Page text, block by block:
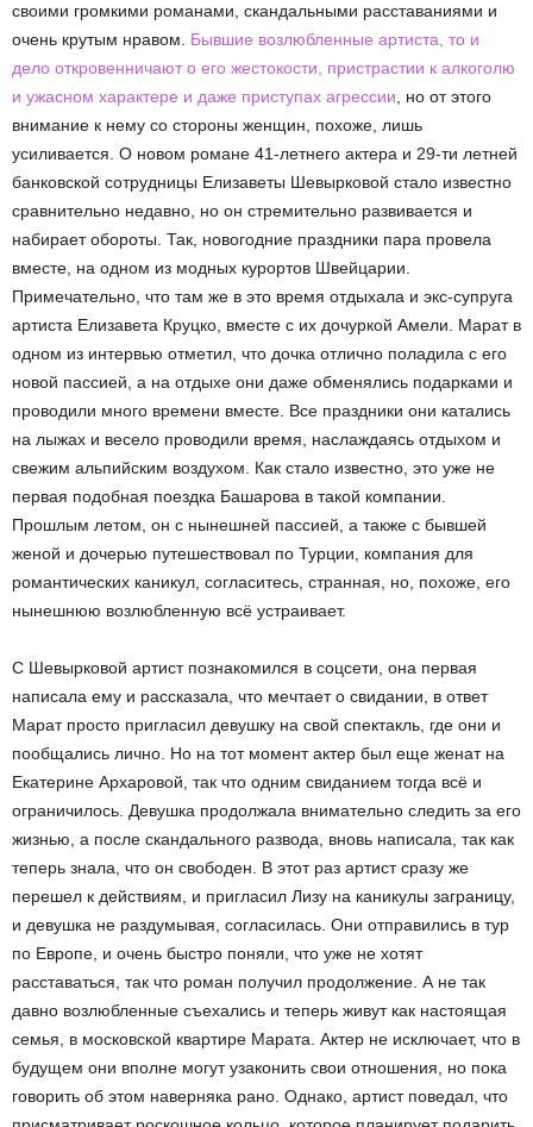
своими громкими романами, скандальными расставаниями и
очень крутым нравом. Бывшие возлюбленные артиста, то и
дело откровенничают о его жестокости, пристрастии к алкоголю
и ужасном характере и даже приступах агрессии , но от этого
внимание к нему со стороны женщин, похоже, лишь
усиливается. О новом романе 41-летнего актера и 29-ти летней
банковской сотрудницы Елизаветы Шевырковой стало известно
сравнительно недавно, но он стремительно развивается и
набирает обороты. Так, новогодние праздники пара провела
вместе, на одном из модных курортов Швейцарии.
Примечательно, что там же в это время отдыхала и экс-супруга
артиста Елизавета Круцко, вместе с их дочуркой Амели. Марат в
одном из интервью отметил, что дочка отлично поладила с его
новой пассией, а на отдыхе они даже обменялись подарками и
проводили много времени вместе. Все праздники они катались
на лыжах и весело проводили время, наслаждаясь отдыхом и
свежим альпийским воздухом. Как стало известно, это уже не
первая подобная поездка Башарова в такой компании.
Прошлым летом, он с нынешней пассией, а также с бывшей
женой и дочерью путешествовал по Турции, компания для
романтических каникул, согласитесь, странная, но, похоже, его
нынешнюю возлюбленную всё устраивает.
С Шевырковой артист познакомился в соцсети, она первая
написала ему и рассказала, что мечтает о свидании, в ответ
Марат просто пригласил девушку на свой спектакль, где они и
пообщались лично. Но на тот момент актер был еще женат на
Екатерине Архаровой, так что одним свиданием тогда всё и
ограничилось. Девушка продолжала внимательно следить за его
жизнью, а после скандального развода, вновь написала, так как
теперь знала, что он свободен. В этот раз артист сразу же
перешел к действиям, и пригласил Лизу на каникулы заграницу,
и девушка не раздумывая, согласилась. Они отправились в тур
по Европе, и очень быстро поняли, что уже не хотят
расставаться, так что роман получил продолжение. А не так
давно возлюбленные съехались и теперь живут как настоящая
семья, в московской квартире Марата. Актер не исключает, что в
будущем они вполне могут узаконить свои отношения, но пока
говорить об этом наверняка рано. Однако, артист поведал, что